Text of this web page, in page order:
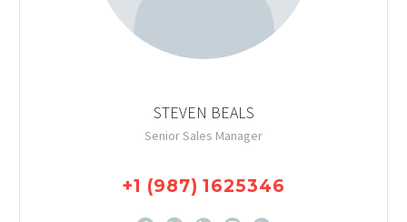
STEVEN BEALS
Senior Sales Manager
+1 (987) 1625346